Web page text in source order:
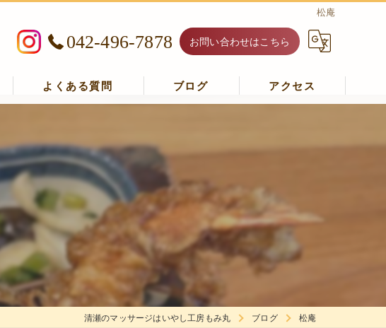
松庵
042-496-7878 お問い合わせはこちら
よくある質問 ブログ アクセス
清瀬のマッサージはいやし工房もみ丸 ブログ 松庵